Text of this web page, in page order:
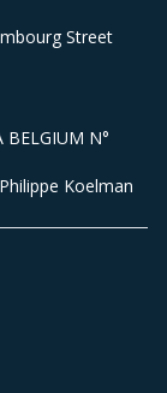
Street
BELGIUM N°
Koelman